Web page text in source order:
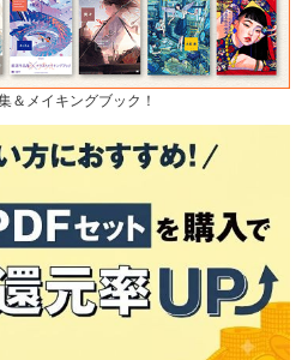
＆メイキングブック！